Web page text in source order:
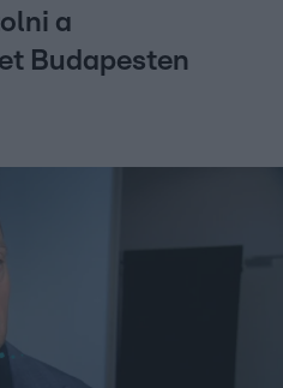
a
Budapesten